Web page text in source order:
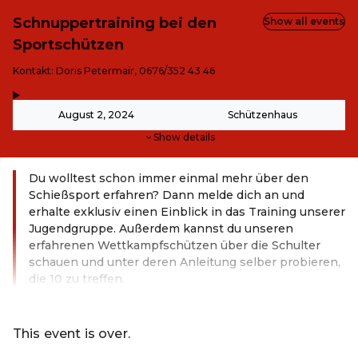
Schnuppertraining bei den
Sportschützen
-
Kontakt: Doris Petermair, 0676/352 43 46
August 2, 2024 Schützenhaus
Show details
Show all events
Du wolltest schon immer einmal mehr über den
Schießsport erfahren? Dann melde dich an und
erhalte exklusiv einen Einblick in das Training unserer
Jugendgruppe. Außerdem kannst du unseren
erfahrenen Wettkampfschützen über die Schulter
schauen und unter deren Anleitung selber probieren,
die 10 zu treffen.
This event is over.